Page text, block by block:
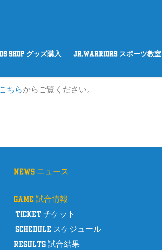
SHOP グッズ購入 Jr.WARRIORS スポーツ教室
こちらからご覧ください。
news ニュース
game 試合情報
ticket チケット
schedule スケジュール
results 試合結果